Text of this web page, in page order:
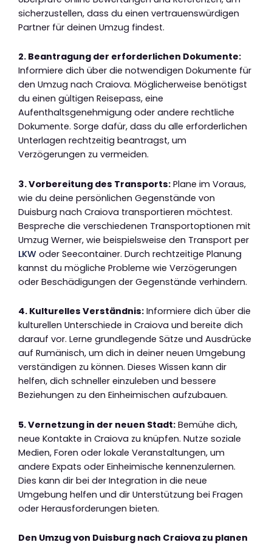
sicherzustellen, dass du einen vertrauenswürdigen
Partner für deinen Umzug findest.
2. Beantragung der erforderlichen Dokumente:
Informiere dich über die notwendigen Dokumente für
den Umzug nach Craiova. Möglicherweise benötigst
du einen gültigen Reisepass, eine
Aufenthaltsgenehmigung oder andere rechtliche
Dokumente. Sorge dafür, dass du alle erforderlichen
Unterlagen rechtzeitig beantragst, um
Verzögerungen zu vermeiden.
3. Vorbereitung des Transports: Plane im Voraus,
wie du deine persönlichen Gegenstände von
Duisburg nach Craiova transportieren möchtest.
Bespreche die verschiedenen Transportoptionen mit
Umzug Werner, wie beispielsweise den Transport per
LKW oder Seecontainer. Durch rechtzeitige Planung
kannst du mögliche Probleme wie Verzögerungen
oder Beschädigungen der Gegenstände verhindern.
4. Kulturelles Verständnis: Informiere dich über die
kulturellen Unterschiede in Craiova und bereite dich
darauf vor. Lerne grundlegende Sätze und Ausdrücke
auf Rumänisch, um dich in deiner neuen Umgebung
verständigen zu können. Dieses Wissen kann dir
helfen, dich schneller einzuleben und bessere
Beziehungen zu den Einheimischen aufzubauen.
5. Vernetzung in der neuen Stadt: Bemühe dich,
neue Kontakte in Craiova zu knüpfen. Nutze soziale
Medien, Foren oder lokale Veranstaltungen, um
andere Expats oder Einheimische kennenzulernen.
Dies kann dir bei der Integration in die neue
Umgebung helfen und dir Unterstützung bei Fragen
oder Herausforderungen bieten.
Den Umzug von Duisburg nach Craiova zu planen